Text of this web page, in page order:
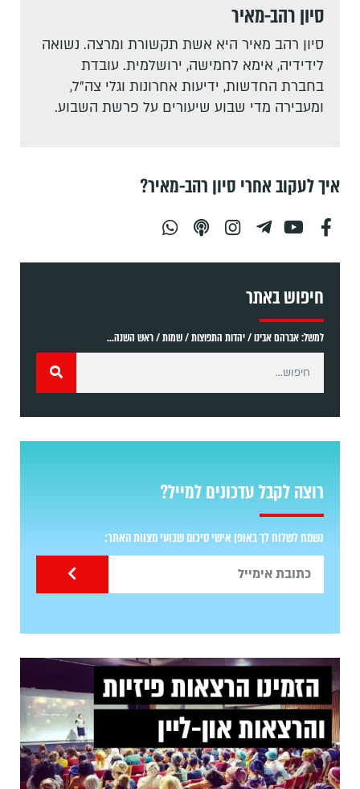
סיון רהב-מאיר
סיון רהב מאיר היא אשת תקשורת ומרצה. נשואה
לידידיה, אימא לחמישה, ירושלמית. עובדת
בחברת החדשות, ידיעות אחרונות וגלי צה"ל,
ומעבירה מדי שבוע שיעורים על פרשת השבוע.
איך לעקוב אחרי סיון רהב-מאיר?
חיפוש באתר
למשל: אברהם אבינו / יהדות התפוצות / שמות / ראש השנה...
רוצה לקבל עדכונים למייל?
נשמח לשלוח לך באופן אישי סיכום שבועי מצוות האתר: